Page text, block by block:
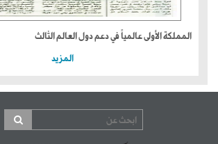
المملكة الأولى عالمياً في دعم دول العالم الثالث
المزيد